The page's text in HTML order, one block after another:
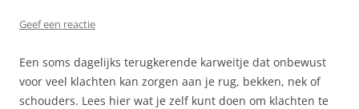
Geef een reactie
Een soms dagelijks terugkerende karweitje dat onbewust
voor veel klachten kan zorgen aan je rug, bekken, nek of
schouders. Lees hier wat je zelf kunt doen om klachten te